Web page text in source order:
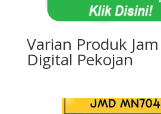
Varian Produk
Digital Pekojan